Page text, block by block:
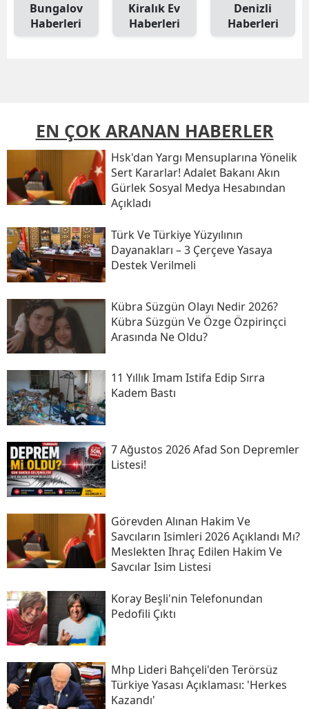
Bungalov
Haberleri
Kiralık Ev
Haberleri
Denizli
Haberleri
EN ÇOK ARANAN HABERLER
Hsk'dan Yargı Mensuplarına Yönelik
Sert Kararlar! Adalet Bakanı Akın
Gürlek Sosyal Medya Hesabından
Açıkladı
Türk Ve Türkiye Yüzyılının
Dayanakları – 3 Çerçeve Yasaya
Destek Verilmeli
Kübra Süzgün Olayı Nedir 2026?
Kübra Süzgün Ve Özge Özpirinçci
Arasında Ne Oldu?
11 Yıllık Imam Istifa Edip Sırra
Kadem Bastı
7 Ağustos 2026 Afad Son Depremler
Listesi!
Görevden Alınan Hakim Ve
Savcıların Isimleri 2026 Açıklandı Mı?
Meslekten Ihraç Edilen Hakim Ve
Savcılar Isim Listesi
Koray Beşli'nin Telefonundan
Pedofili Çıktı
Mhp Lideri Bahçeli'den Terörsüz
Türkiye Yasası Açıklaması: 'herkes
Kazandı'